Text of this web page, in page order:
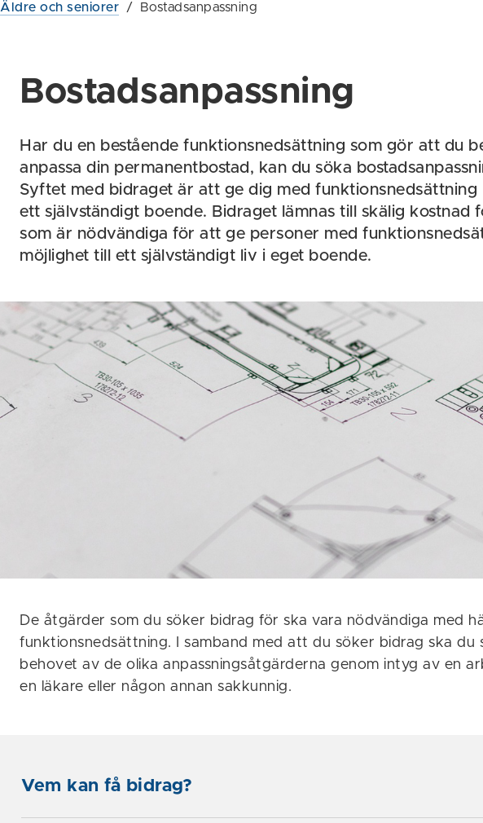
Äldre och seniorer / Bostadsanpassning
Bostadsanpassning
Har du en bestående funktionsnedsättning som gör att du
anpassa din permanentbostad, kan du söka
Syftet med bidraget är att ge dig med funktionsnedsättning
ett självständigt boende. Bidraget lämnas till skälig kostnad
som är nödvändiga för att ge personer med
möjlighet till ett självständigt liv i eget boende.
De åtgärder som du söker bidrag för ska vara nödvändiga med
funktionsnedsättning. I samband med att du söker bidrag ska du
behovet av de olika anpassningsåtgärderna genom intyg av en
en läkare eller någon annan sakkunnig.
Vem kan få bidrag?